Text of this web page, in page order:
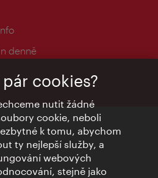
denně
údajů
cookies?
nutit žádné
cookie, neboli
k tomu, abychom
ty nejlepší služby, a
webových
stejně jako